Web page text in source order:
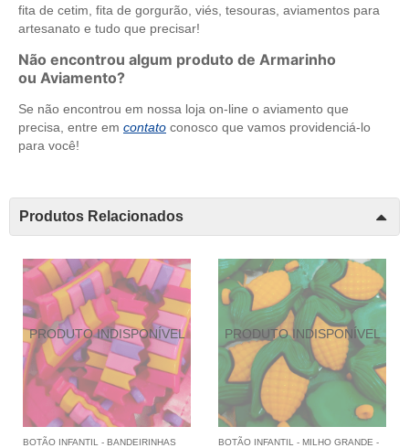
fita de cetim, fita de gorgurão, viés, tesouras, aviamentos para
artesanato e tudo que precisar!
Não encontrou algum produto de Armarinho
ou Aviamento?
Se não encontrou em nossa loja on-line o aviamento que
precisa, entre em contato conosco que vamos providenciá-lo
para você!
Produtos Relacionados
BOTÃO INFANTIL - BANDEIRINHAS
BOTÃO INFANTIL - MILHO GRANDE -